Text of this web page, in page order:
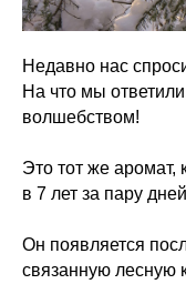
Недавно нас
На что мы
волшебством!
Это тот же аромат,
в 7 лет за пару
Он появляется
связанную лесную